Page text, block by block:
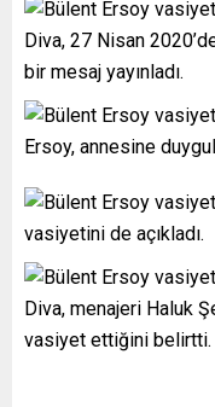
Diva, 27 Nisan
bir mesaj yayınladı.
Ersoy, annesine
vasiyetini de açıkladı.
Diva, menajeri Haluk
vasiyet ettiğini belirtti.